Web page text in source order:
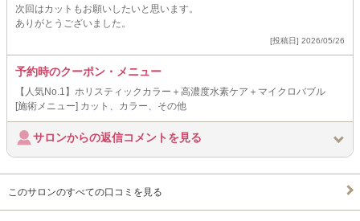
次回はカットもお願いしたいと思います。
ありがとうございました。
[投稿日] 2026/05/26
予約時のクーポン・メニュー
【人気No.1】ホリスティックカラー＋高濃度水素ケア＋マイクロバブル
[施術メニュー] カット、カラー、その他
サロンからの返信コメントを見る
このサロンのすべての口コミを見る